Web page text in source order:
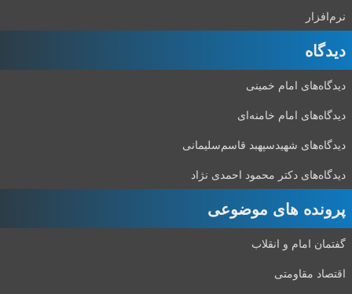
نرم‌افزار
دیدگاه‌
دیدگاه‌های امام خمینی
دیدگاه‌های امام خامنه‌ای
دیدگاه‌های شهید‌سپهبد قاسم‌سلیمانی
دیدگاه‌های دکتر محمود احمدی نژاد
پرونده های موضوعی
گفتمان امام و انقلاب
اقتصاد مقاومتی